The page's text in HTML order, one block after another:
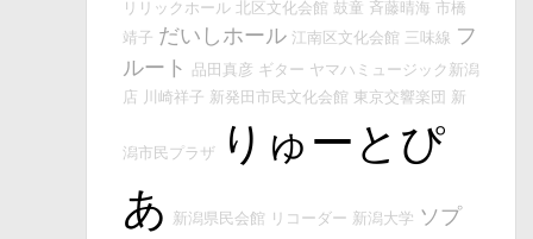
リリックホール 北区文化会館 鼓童 斉藤晴海 市橋
靖子 だいしホール 江南区文化会館 三味線 フ
ルート 品田真彦 ギター ヤマハミュージック新潟
店 川崎祥子 新発田市民文化会館 東京交響楽団 新
潟市民プラザ
りゅーとぴ
あ 新潟県民会館 リコーダー 新潟大学 ソプ